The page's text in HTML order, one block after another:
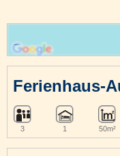
Ferienhaus-
3 1 50m²